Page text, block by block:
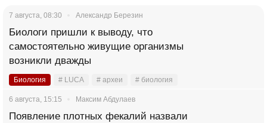
7 августа, 08:30 Александр Березин
Биологи пришли к выводу, что
самостоятельно живущие организмы
возникли дважды
Биология # LUCA # археи # биология
6 августа, 15:15 Максим Абдулаев
Появление плотных фекалий назвали